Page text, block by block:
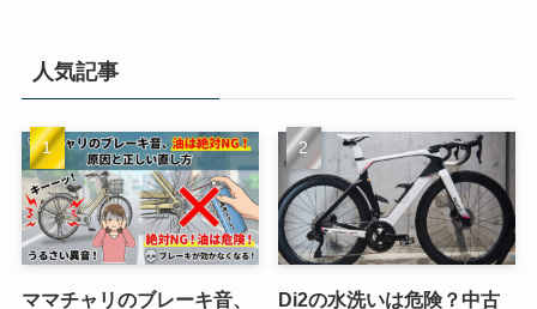
人気記事
ママチャリのブレーキ音、
Di2の水洗いは危険？中古